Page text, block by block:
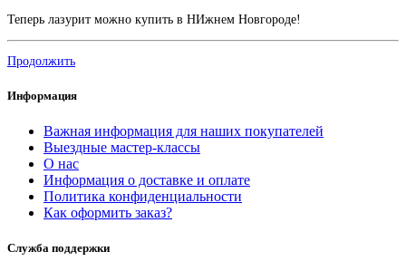
Теперь лазурит можно купить в НИжнем Новгороде!
Продолжить
Информация
Важная информация для наших покупателей
Выездные мастер-классы
О нас
Информация о доставке и оплате
Политика конфиденциальности
Как оформить заказ?
Служба поддержки